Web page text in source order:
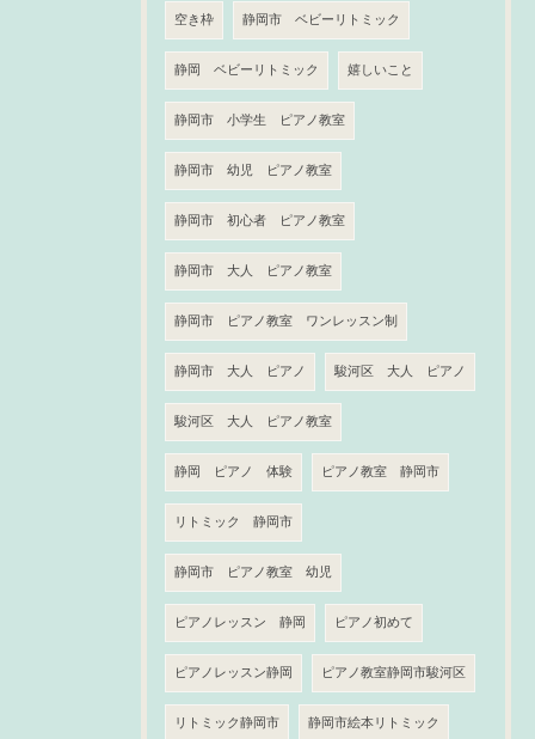
空き枠 静岡市 ベビーリトミック
静岡 ベビーリトミック 嬉しいこと
静岡市 小学生 ピアノ教室
静岡市 幼児 ピアノ教室
静岡市 初心者 ピアノ教室
静岡市 大人 ピアノ教室
静岡市 ピアノ教室 ワンレッスン制
静岡市 大人 ピアノ 駿河区 大人 ピアノ
駿河区 大人 ピアノ教室
静岡 ピアノ 体験 ピアノ教室 静岡市
リトミック 静岡市
静岡市 ピアノ教室 幼児
ピアノレッスン 静岡 ピアノ初めて
ピアノレッスン静岡 ピアノ教室静岡市駿河区
リトミック静岡市 静岡市絵本リトミック